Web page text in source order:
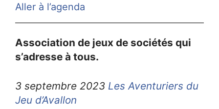
Aller à l’agenda
Association de jeux de sociétés qui
s’adresse à tous.
3 septembre 2023 Les Aventuriers du
Jeu d’Avallon